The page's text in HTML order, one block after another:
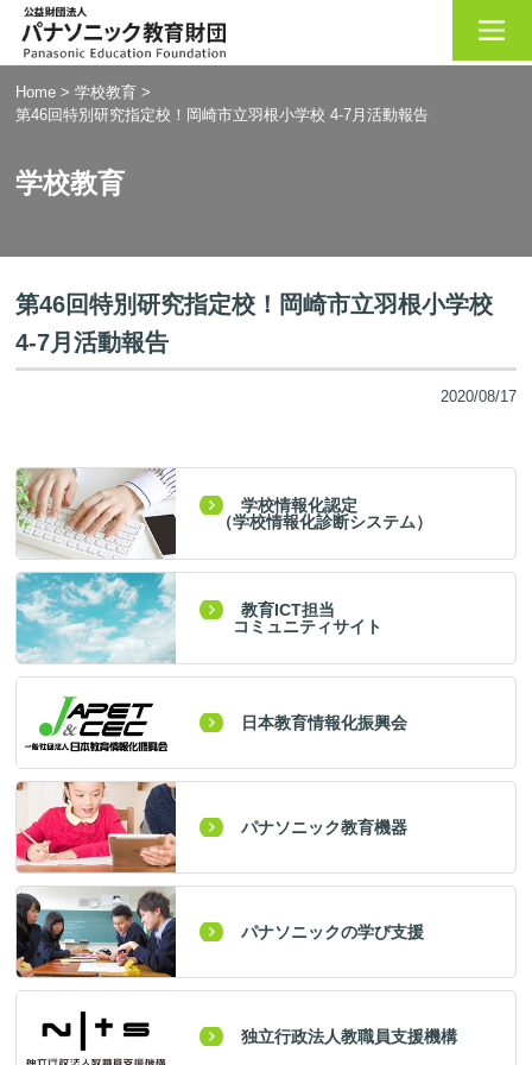
Home >学校教育 >
第46回特別研究指定校！岡崎市立羽根小学校 4-7月活動報告
学校教育
第46回特別研究指定校！岡崎市立羽根小学校
4-7月活動報告
2020/08/17
学校情報化認定
（学校情報化診断システム）
教育ICT担当
コミュニティサイト
日本教育情報化振興会
パナソニック教育機器
パナソニックの学び支援
独立行政法人教職員支援機構